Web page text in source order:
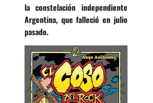
la constelación independiente
Argentina, que falleció en julio
pasado.